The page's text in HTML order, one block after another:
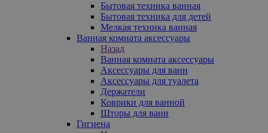
Бытовая техника ванная
Бытовая техника для детей
Мелкая техника ванная
Ванная комната аксессуары
Назад
Ванная комната аксессуары
Аксессуары для ванн
Аксессуары для туалета
Держатели
Коврики для ванной
Шторы для ванн
Гигиена